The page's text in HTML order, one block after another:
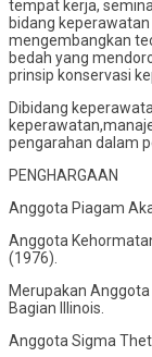
tempat kerja,
bidang
mengembangkan
bedah yang
prinsip konservasi
Dibidang
pengarahan dalam
PENGHARGAAN
Anggota Piagam
Anggota
(1976).
Merupakan
Bagian Illinois.
Anggota Sigma